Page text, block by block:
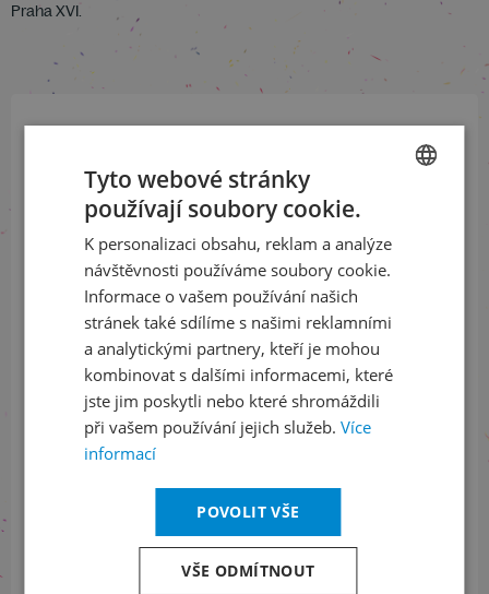
Praha XVI.
a buďte jako první v obraze
ODEBÍRAT NEWSLETTER
Sledujte nás na sociálních sítích
LinkedInflickr
Informace o stavu objednávek
+420 461 049 232
ENGLISH
Tyto webové stránky
používají soubory cookie.
K personalizaci obsahu, reklam a analýze
návštěvnosti používáme soubory cookie.
Informace o vašem používání našich
stránek také sdílíme s našimi reklamními
a analytickými partnery, kteří je mohou
kombinovat s dalšími informacemi, které
jste jim poskytli nebo které shromáždili
při vašem používání jejich služeb. Více
informací
POVOLIT VŠE
VŠE ODMÍTNOUT